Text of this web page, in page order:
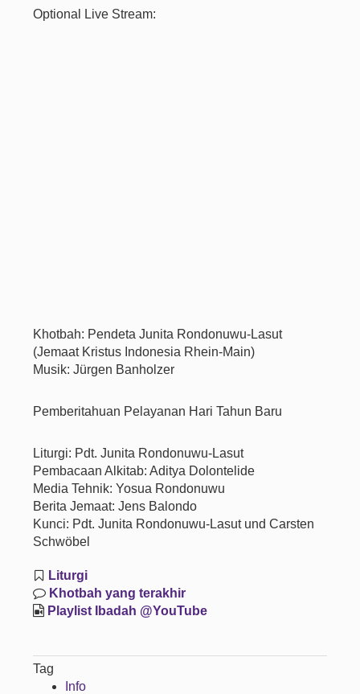
Optional Live Stream:
Khotbah: Pendeta Junita Rondonuwu-Lasut
(Jemaat Kristus Indonesia Rhein-Main)
Musik: Jürgen Banholzer
Pemberitahuan Pelayanan Hari Tahun Baru
Liturgi: Pdt. Junita Rondonuwu-Lasut
Pembacaan Alkitab: Aditya Dolontelide
Media Tehnik: Yosua Rondonuwu
Berita Jemaat: Jens Balondo
Kunci: Pdt. Junita Rondonuwu-Lasut und Carsten
Schwöbel
Liturgi
Khotbah yang terakhir
Playlist Ibadah @YouTube
Tag
Info